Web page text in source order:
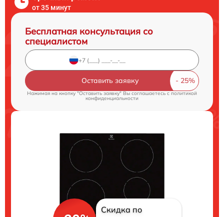
от 35 минут
Бесплатная консультация со
специалистом
Оставить заявку
Нажимая на кнопку "Оставить заявку" Вы соглашаетесь cполитикой
конфиденциальности
Скидка по